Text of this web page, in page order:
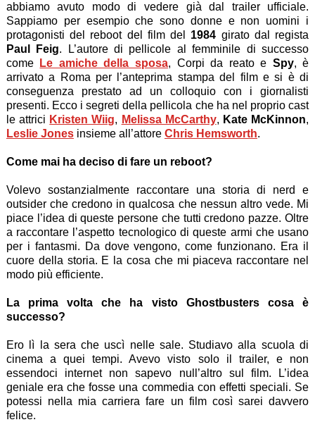
abbiamo avuto modo di vedere già dal trailer ufficiale.
Sappiamo per esempio che sono donne e non uomini i
protagonisti del reboot del film del 1984 girato dal regista
Paul Feig. L’autore di pellicole al femminile di successo
come
Le amiche della sposa, Corpi da reato e Spy, è
arrivato a Roma per l’anteprima stampa del film e si è di
conseguenza prestato ad un colloquio con i giornalisti
presenti. Ecco i segreti della pellicola che ha nel proprio cast
le attrici Kristen Wiig, Melissa McCarthy, Kate McKinnon,
Leslie Jonesinsieme all’attore Chris Hemsworth.
Come mai ha deciso di fare un reboot?
Volevo sostanzialmente raccontare una storia di nerd e
outsider che credono in qualcosa che nessun altro vede. Mi
piace l’idea di queste persone che tutti credono pazze. Oltre
a raccontare l’aspetto tecnologico di queste armi che usano
per i fantasmi. Da dove vengono, come funzionano. Era il
cuore della storia. E la cosa che mi piaceva raccontare nel
modo più efficiente.
La prima volta che ha visto Ghostbusters cosa è
successo?
Ero lì la sera che uscì nelle sale. Studiavo alla scuola di
cinema a quei tempi. Avevo visto solo il trailer, e non
essendoci internet non sapevo null’altro sul film. L’idea
geniale era che fosse una commedia con effetti speciali. Se
potessi nella mia carriera fare un film così sarei davvero
felice.